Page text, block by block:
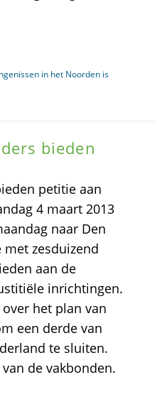
in het Noorden is
bieden
petitie aan
4 maart 2013
naar Den
zesduizend
aan de
inrichtingen.
het plan van
een derde van
te sluiten.
de vakbonden.